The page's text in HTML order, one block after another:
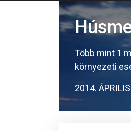
Több mint 1
környezeti
2014.